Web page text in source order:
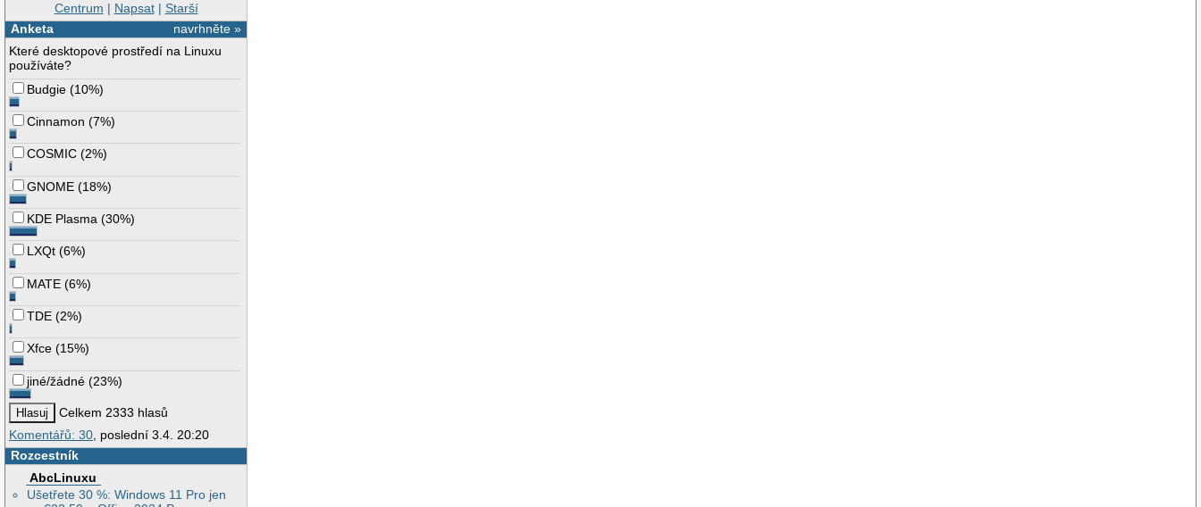
Centrum | Napsat| Starší
navrhněte »
Anketa
Které desktopové prostředí na Linuxu
používáte?
Budgie (10%)
Cinnamon (7%)
COSMIC (2%)
GNOME (18%)
KDE Plasma (30%)
LXQt (6%)
MATE (6%)
TDE (2%)
Xfce (15%)
jiné/žádné (23%)
Celkem 2333 hlasů
Komentářů: 30, poslední 3.4. 20:20
Rozcestník
AbcLinuxu
Ušetřete 30 %: Windows 11 Pro jen